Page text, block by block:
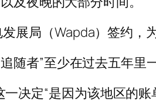
展局（Wapda）签约，
随者”至少在过去五年里
决定“是因为该地区的账